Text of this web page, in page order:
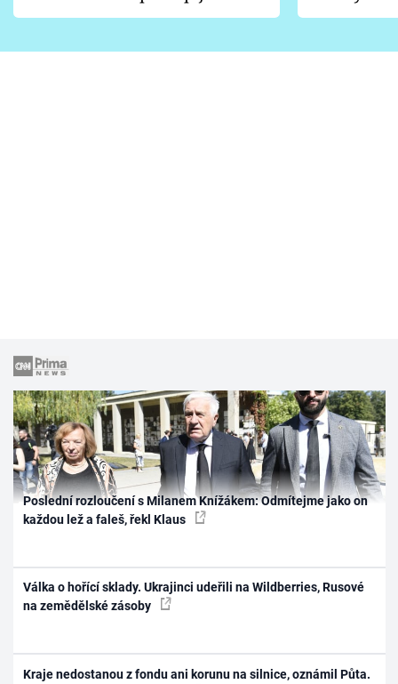
vhodný jen pro některé
pondělí
Poslední rozloučení s Milanem Knížákem: Odmítejme jako on
každou lež a faleš, řekl Klaus
Válka o hořící sklady. Ukrajinci udeřili na Wildberries, Rusové
na zemědělské zásoby
Kraje nedostanou z fondu ani korunu na silnice, oznámil Půta.